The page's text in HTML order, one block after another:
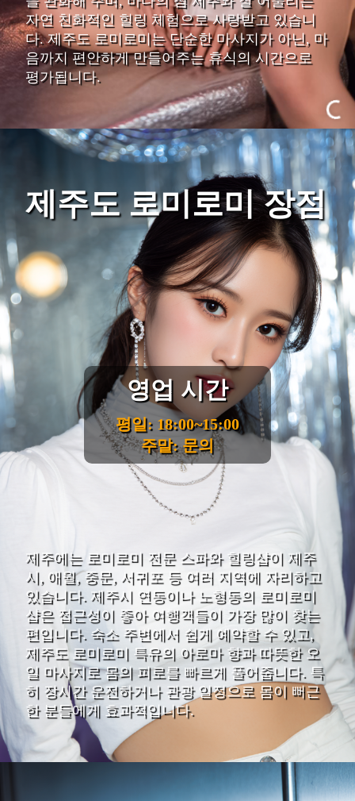
자연 친화적인 힐링 체험으로 사랑받고 있습니
다. 제주도 로미로미는 단순한 마사지가 아닌, 마
음까지 편안하게 만들어주는 휴식의 시간으로
평가됩니다.
제주도 로미로미 장점
영업 시간
평일: 18:00~15:00
주말: 문의
제주에는 로미로미 전문 스파와 힐링샵이 제주
시, 애월, 중문, 서귀포 등 여러 지역에 자리하고
있습니다. 제주시 연동이나 노형동의 로미로미
샵은 접근성이 좋아 여행객들이 가장 많이 찾는
편입니다. 숙소 주변에서 쉽게 예약할 수 있고,
제주도 로미로미 특유의 아로마 향과 따뜻한 오
일 마사지로 몸의 피로를 빠르게 풀어줍니다. 특
히 장시간 운전하거나 관광 일정으로 몸이 뻐근
한 분들에게 효과적입니다.